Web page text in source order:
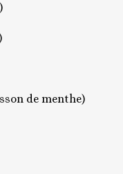
de menthe)